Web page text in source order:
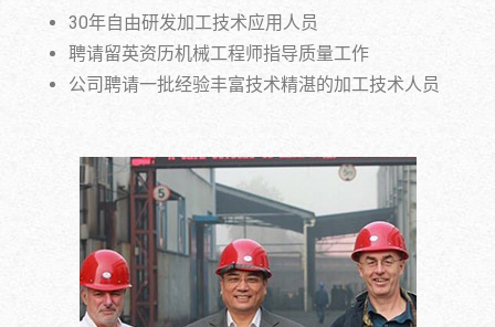
30年自由研发加工技术应用人员
聘请留英资历机械工程师指导质量工作
公司聘请一批经验丰富技术精湛的加工技术人员